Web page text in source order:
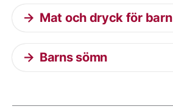
Mat och dryck för barn
Barns sömn